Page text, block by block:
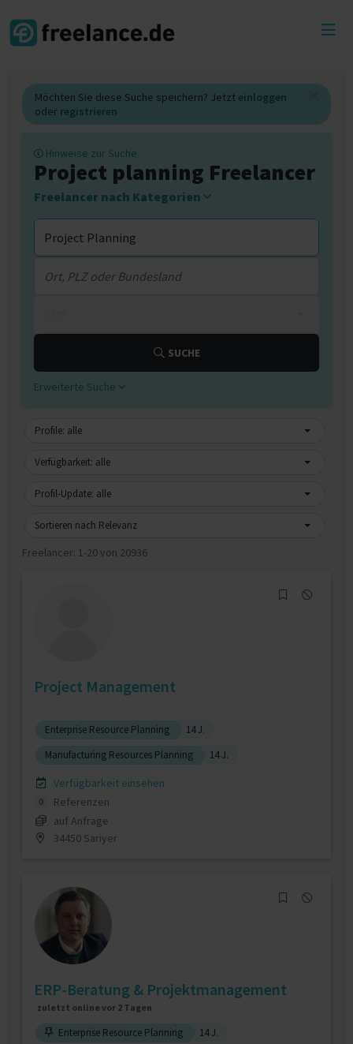
Möchten Sie diese Suche speichern? Jetzt einloggen
oder registrieren
Hinweise zur Suche
Project planning Freelancer
Freelancer nach Kategorien
SUCHE
Erweiterte Suche
Profile: alle
Verfügbarkeit: alle
Profil-Update: alle
Sortieren nach Relevanz
Freelancer: 1-20 von 20936
Project Management
Enterprise Resource Planning
14 J.
Manufacturing Resources Planning
14 J.
Verfügbarkeit einsehen
0
Referenzen
auf Anfrage
34450 Sariyer
ERP-Beratung & Projektmanagement
zuletzt online vor 2 Tagen
Enterprise Resource Planning
14 J.